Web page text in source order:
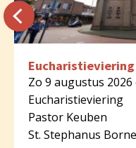
Eucharistieviering
Zo 9 augustus
Eucharistieviering
Pastor Keuben
St. Stephanus Borne